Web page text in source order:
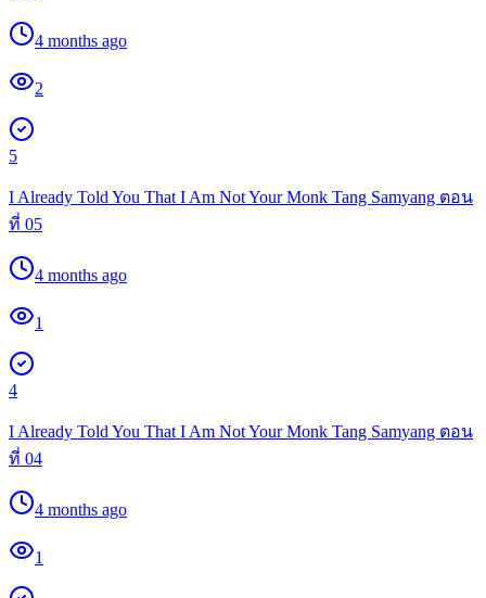
4 months ago
2
5
I Already Told You That I Am Not Your Monk Tang Samyang ตอน
ที่ 05
4 months ago
1
4
I Already Told You That I Am Not Your Monk Tang Samyang ตอน
ที่ 04
4 months ago
1